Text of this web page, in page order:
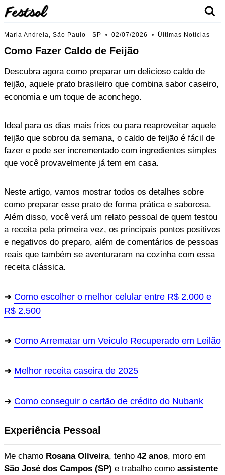
Skip
to
content
Maria Andreia, São Paulo - SP 02/07/2026 Últimas Notícias
Como Fazer Caldo de Feijão
Descubra agora como preparar um delicioso caldo de
feijão, aquele prato brasileiro que combina sabor caseiro,
economia e um toque de aconchego.
Ideal para os dias mais frios ou para reaproveitar aquele
feijão que sobrou da semana, o caldo de feijão é fácil de
fazer e pode ser incrementado com ingredientes simples
que você provavelmente já tem em casa.
Neste artigo, vamos mostrar todos os detalhes sobre
como preparar esse prato de forma prática e saborosa.
Além disso, você verá um relato pessoal de quem testou
a receita pela primeira vez, os principais pontos positivos
e negativos do preparo, além de comentários de pessoas
reais que também se aventuraram na cozinha com essa
receita clássica.
Como escolher o melhor celular entre R$ 2.000 e
R$ 2.500
Como Arrematar um Veículo Recuperado em Leilão
Melhor receita caseira de 2025
Como conseguir o cartão de crédito do Nubank
Experiência Pessoal
Me chamo Rosana Oliveira, tenho 42 anos, moro em
São José dos Campos (SP) e trabalho como assistente